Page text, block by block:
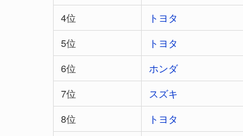
4位
トヨタ
5位
トヨタ
6位
ホンダ
7位
スズキ
8位
トヨタ